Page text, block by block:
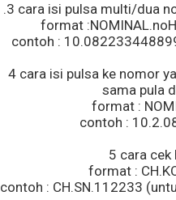
.3 cara isi pulsa multi/dua
format
contoh :
4 cara isi pulsa ke nomor
sama pula
format :
contoh :
5 cara cek
format :
contoh : CH.SN.112233